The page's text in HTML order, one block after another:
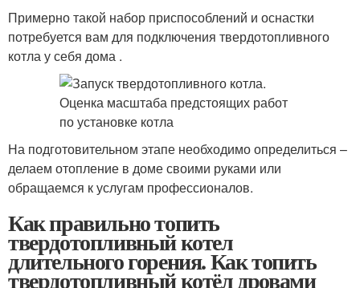
Примерно такой набор приспособлений и оснастки
потребуется вам для подключения твердотопливного
котла у себя дома .
На подготовительном этапе необходимо определиться –
делаем отопление в доме своими руками или
обращаемся к услугам профессионалов.
Как правильно топить
твердотопливный котел
длительного горения. Как топить
твердотопливный котёл дровами